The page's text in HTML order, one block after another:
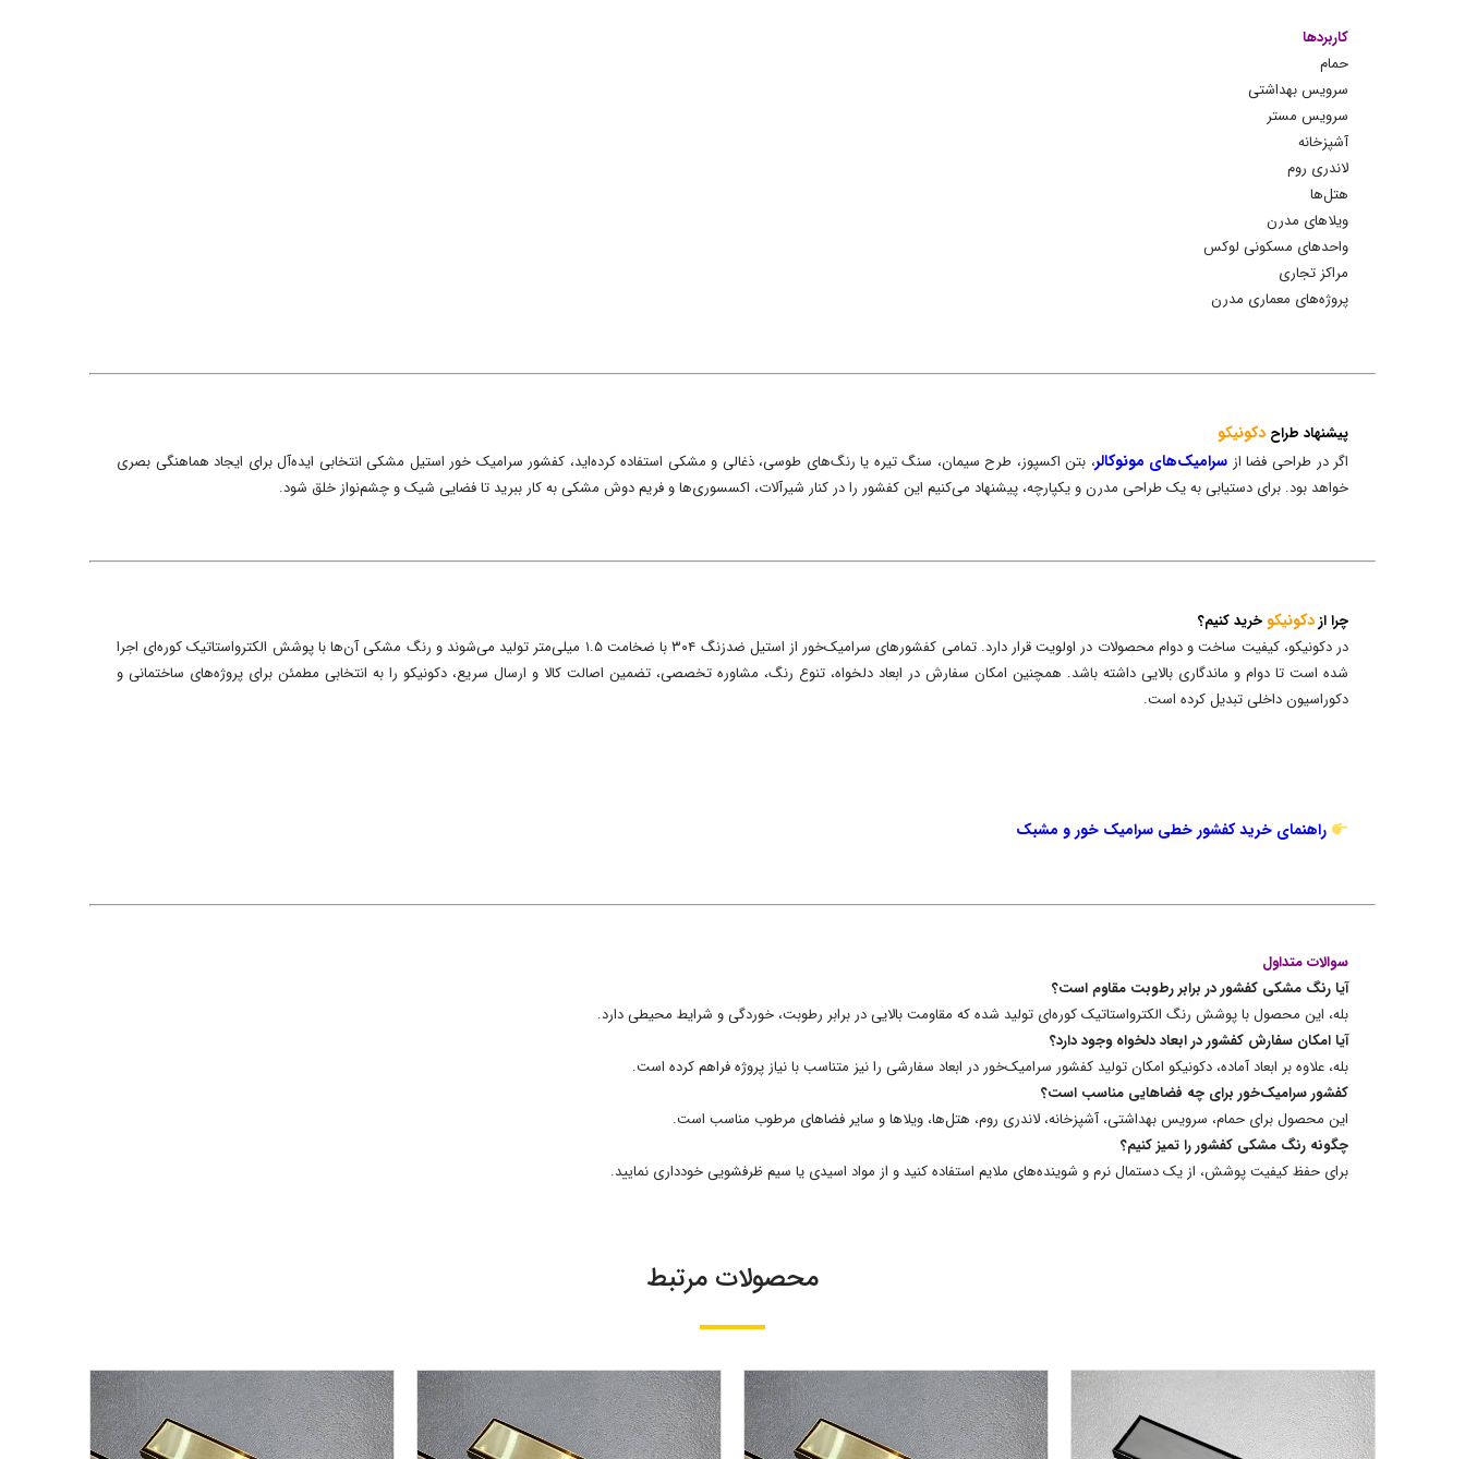
کاربردها
حمام
سرویس بهداشتی
سرویس مستر
آشپزخانه
لاندری روم
هتل‌ها
ویلاهای مدرن
واحدهای مسکونی لوکس
مراکز تجاری
پروژه‌های معماری مدرن
پیشنهاد طراح دکونیکو
اگر در طراحی فضا از سرامیک‌های مونوکالر، بتن اکسپوز، طرح سیمان، سنگ تیره یا رنگ‌های طوسی، ذغالی و مشکی استفاده کرده‌اید، کفشور سرامیک خور استیل مشکی انتخابی ایده‌آل برای ایجاد هماهنگی بصری
خواهد بود. برای دستیابی به یک طراحی مدرن و یکپارچه، پیشنهاد می‌کنیم این کفشور را در کنار شیرآلات، اکسسوری‌ها و فریم دوش مشکی به کار ببرید تا فضایی شیک و چشم‌نواز خلق شود.
چرا ازدکونیکو خرید کنیم؟
در دکونیکو، کیفیت ساخت و دوام محصولات در اولویت قرار دارد. تمامی کفشورهای سرامیک‌خور از استیل ضدزنگ ۳۰۴ با ضخامت ۱.۵ میلی‌متر تولید می‌شوند و رنگ مشکی آن‌ها با پوشش الکترواستاتیک کوره‌ای اجرا
شده است تا دوام و ماندگاری بالایی داشته باشد. همچنین امکان سفارش در ابعاد دلخواه، تنوع رنگ، مشاوره تخصصی، تضمین اصالت کالا و ارسال سریع، دکونیکو را به انتخابی مطمئن برای پروژه‌های ساختمانی و
دکوراسیون داخلی تبدیل کرده است.
راهنمای خرید کفشور خطی سرامیک خور و مشبک
سوالات متداول
آیا رنگ مشکی کفشور در برابر رطوبت مقاوم است؟
بله، این محصول با پوشش رنگ الکترواستاتیک کوره‌ای تولید شده که مقاومت بالایی در برابر رطوبت، خوردگی و شرایط محیطی دارد.
آیا امکان سفارش کفشور در ابعاد دلخواه وجود دارد؟
بله، علاوه بر ابعاد آماده، دکونیکو امکان تولید کفشور سرامیک‌خور در ابعاد سفارشی را نیز متناسب با نیاز پروژه فراهم کرده است.
کفشور سرامیک‌خور برای چه فضاهایی مناسب است؟
این محصول برای حمام، سرویس بهداشتی، آشپزخانه، لاندری روم، هتل‌ها، ویلاها و سایر فضاهای مرطوب مناسب است.
چگونه رنگ مشکی کفشور را تمیز کنیم؟
برای حفظ کیفیت پوشش، از یک دستمال نرم و شوینده‌های ملایم استفاده کنید و از مواد اسیدی یا سیم ظرفشویی خودداری نمایید.
محصولات مرتبط